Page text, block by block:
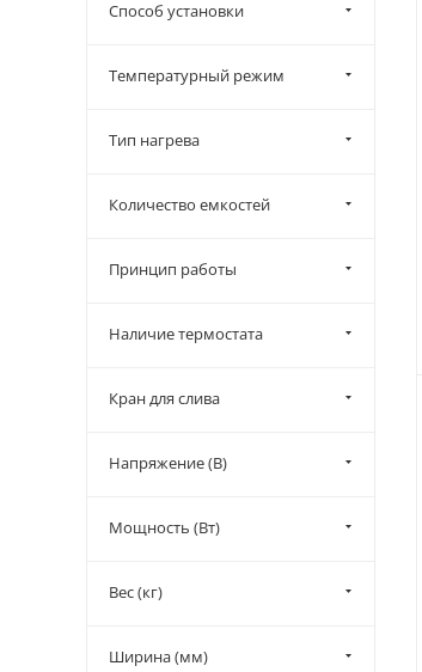
Способ установки
Температурный режим
Тип нагрева
Количество емкостей
Принцип работы
Наличие термостата
Кран для слива
Напряжение (В)
Мощность (Вт)
Вес (кг)
Ширина (мм)